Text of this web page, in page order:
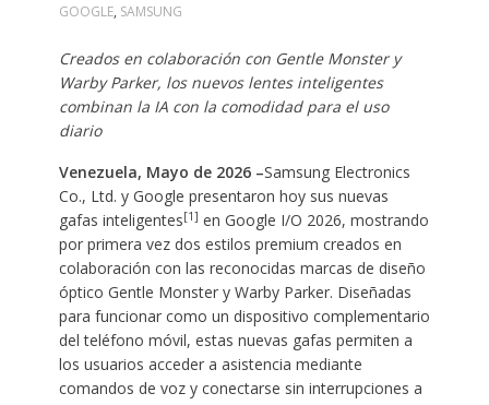
GOOGLE, SAMSUNG
Creados en colaboración con Gentle Monster y
Warby Parker, los nuevos lentes inteligentes
combinan la IA con la comodidad para el uso
diario
Venezuela, Mayo de 2026 –Samsung Electronics
Co., Ltd. y Google presentaron hoy sus nuevas
gafas inteligentes[1] en Google I/O 2026, mostrando
por primera vez dos estilos premium creados en
colaboración con las reconocidas marcas de diseño
óptico Gentle Monster y Warby Parker. Diseñadas
para funcionar como un dispositivo complementario
del teléfono móvil, estas nuevas gafas permiten a
los usuarios acceder a asistencia mediante
comandos de voz y conectarse sin interrupciones a